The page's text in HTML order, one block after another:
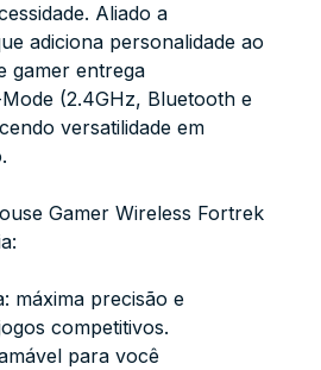
Aliado a
adiciona personalidade ao
gamer entrega
(2.4GHz, Bluetooth e
versatilidade em
Gamer Wireless Fortrek
máxima precisão e
competitivos.
para você